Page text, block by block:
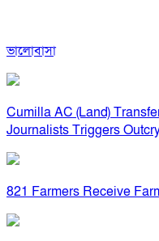
ভালোবাসা
Cumilla AC (Land)
Journalists Triggers
821 Farmers Receive